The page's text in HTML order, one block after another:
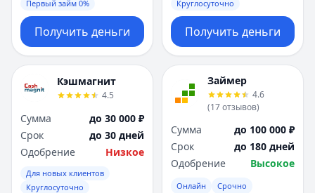
Первый займ 0%
Получить деньги
Круглосуточно
Получить деньги
Кэшмагнит
4.5
Сумма
до 30 000 ₽
Срок
до 30 дней
Одобрение
Низкое
Для новых клиентов
Круглосуточно
Займер
4.6
(17отзывов)
Сумма
до 100 000 ₽
Срок
до 180 дней
Одобрение
Высокое
Онлайн Срочно